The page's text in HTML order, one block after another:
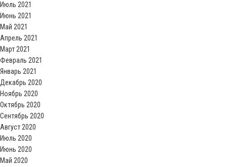
Июль 2021
Июнь 2021
Май 2021
Апрель 2021
Март 2021
Февраль 2021
Январь 2021
Декабрь 2020
Ноябрь 2020
Октябрь 2020
Сентябрь 2020
Август 2020
Июль 2020
Июнь 2020
Май 2020